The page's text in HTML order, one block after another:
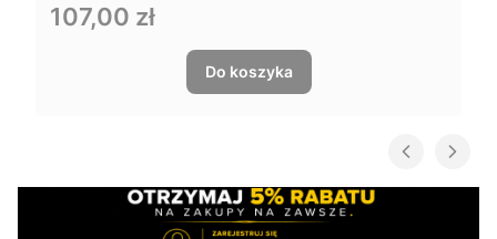
Cena
107,00 zł
Do koszyka